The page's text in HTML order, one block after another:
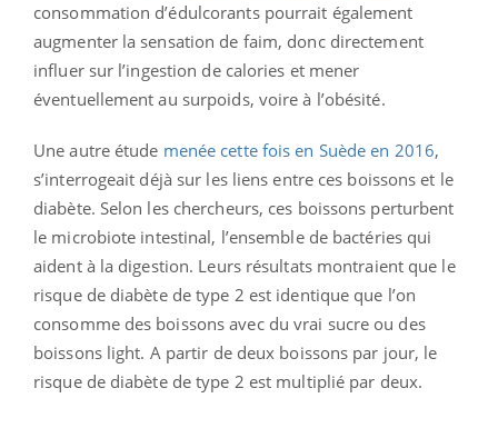
consommation d’édulcorants pourrait également
augmenter la sensation de faim, donc directement
influer sur l’ingestion de calories et mener
éventuellement au surpoids, voire à l’obésité.
Une autre étude menée cette fois en Suède en 2016,
s’interrogeait déjà sur les liens entre ces boissons et le
diabète. Selon les chercheurs, ces boissons perturbent
le microbiote intestinal, l’ensemble de bactéries qui
aident à la digestion. Leurs résultats montraient que le
risque de diabète de type 2 est identique que l’on
consomme des boissons avec du vrai sucre ou des
boissons light. A partir de deux boissons par jour, le
risque de diabète de type 2 est multiplié par deux.